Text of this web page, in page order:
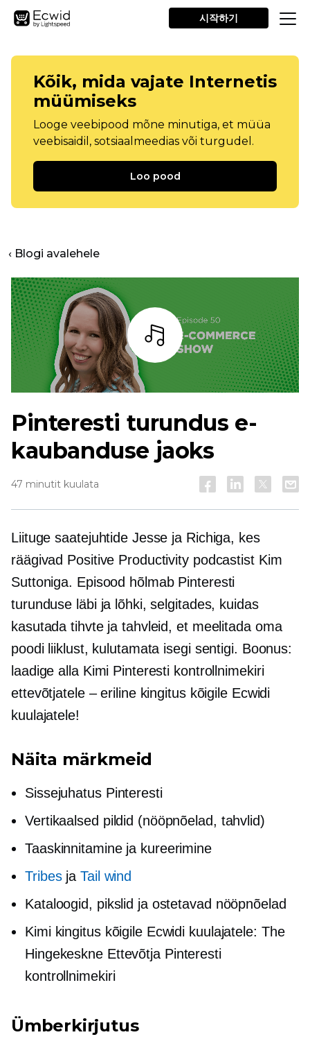
시작하기
Kõik, mida vajate Internetis
müümiseks
Looge veebipood mõne minutiga, et müüa
veebisaidil, sotsiaalmeedias või turgudel.
Loo pood
‹ Blogi avalehele
Kuulama
Pinteresti turundus e-
kaubanduse jaoks
47 minutit kuulata
Liituge saatejuhtide Jesse ja Richiga, kes
räägivad Positive Productivity podcastist Kim
Suttoniga. Episood hõlmab Pinteresti
turunduse läbi ja lõhki, selgitades, kuidas
kasutada tihvte ja tahvleid, et meelitada oma
poodi liiklust, kulutamata isegi sentigi. Boonus:
laadige alla Kimi Pinteresti kontrollnimekiri
ettevõtjatele – eriline kingitus kõigile Ecwidi
kuulajatele!
Näita märkmeid
Sissejuhatus Pinteresti
Vertikaalsed pildid (nööpnõelad, tahvlid)
Taaskinnitamine ja kureerimine
TribesjaTail wind
Kataloogid, pikslid ja ostetavad nööpnõelad
Kimi kingitus kõigile Ecwidi kuulajatele: The
HingekeskneEttevõtja Pinteresti
kontrollnimekiri
Ümberkirjutus